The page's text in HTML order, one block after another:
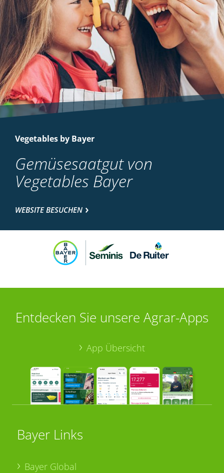
Vegetables by Bayer
Gemüsesaatgut von
Vegetables Bayer
WEBSITE BESUCHEN
Entdecken Sie unsere Agrar-Apps
App Übersicht
Bayer Links
Bayer Global